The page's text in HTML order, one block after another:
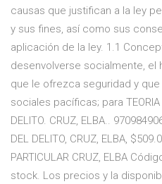
causas que justifican a la ley
y sus fines, así como sus
aplicación de la ley. 1.1
desenvolverse socialmente, el
que le ofrezca seguridad y
sociales pacíficas; para TEORIA
DELITO. CRUZ, ELBA..
DEL DELITO, CRUZ, ELBA,
PARTICULAR CRUZ, ELBA
stock. Los precios y la